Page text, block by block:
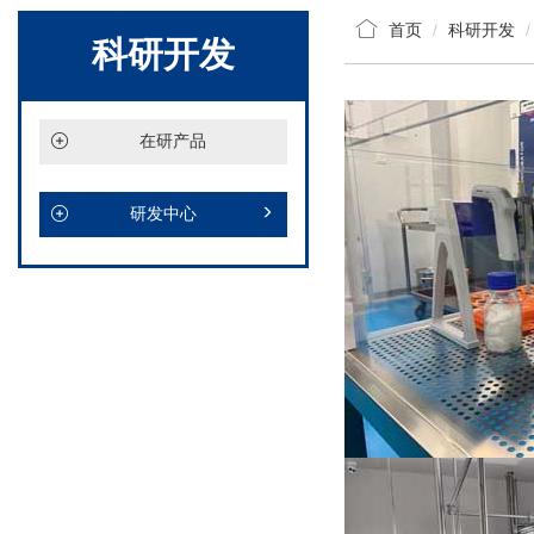
科研开发
在研产品
研发中心
首页 科研开发